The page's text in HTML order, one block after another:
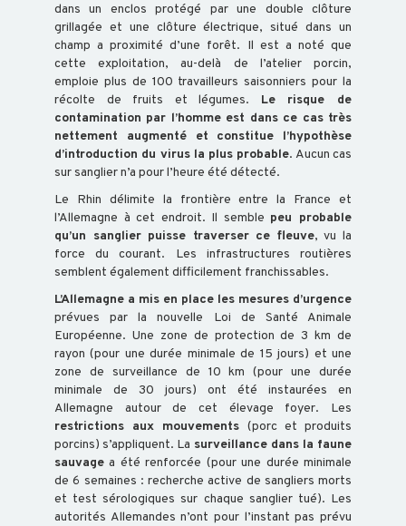
OVIN
CAPRIN
PORCIN
EQUIN
VOLAILLE
POISSON
ABEILLE
TRANSFORMATION
dans un enclos protégé par une double clôture
grillagée et une clôture électrique, situé dans un
champ a proximité d’une forêt. Il est a noté que
cette exploitation, au-delà de l’atelier porcin,
emploie plus de 100 travailleurs saisonniers pour la
récolte de fruits et légumes. Le risque de
contamination par l’homme est dans ce cas très
nettement augmenté et constitue l’hypothèse
d’introduction du virus la plus probable. Aucun cas
sur sanglier n’a pour l’heure été détecté.
Le Rhin délimite la frontière entre la France et
l’Allemagne à cet endroit. Il semble peu probable
qu’un sanglier puisse traverser ce fleuve, vu la
force du courant. Les infrastructures routières
semblent également difficilement franchissables.
L’Allemagne a mis en place les mesures d’urgence
prévues par la nouvelle Loi de Santé Animale
Européenne. Une zone de protection de 3 km de
rayon (pour une durée minimale de 15 jours) et une
zone de surveillance de 10 km (pour une durée
minimale de 30 jours) ont été instaurées en
Allemagne autour de cet élevage foyer. Les
restrictions aux mouvements (porc et produits
porcins) s’appliquent. La surveillance dans la faune
sauvage a été renforcée (pour une durée minimale
de 6 semaines : recherche active de sangliers morts
et test sérologiques sur chaque sanglier tué). Les
autorités Allemandes n’ont pour l’instant pas prévu